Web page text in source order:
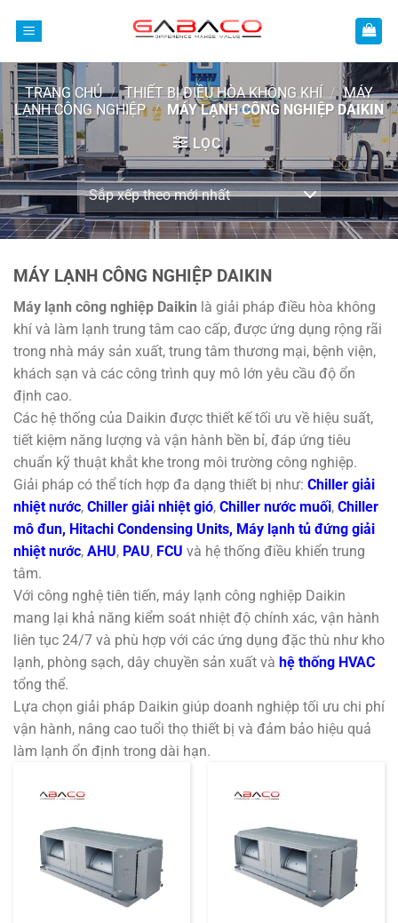
dung
TRANG CHỦ / THIẾT BỊ ĐIỀU HÒA KHÔNG KHÍ / MÁY
LẠNH CÔNG NGHIỆP / MÁY LẠNH CÔNG NGHIỆP DAIKIN
LỌC
MÁY LẠNH CÔNG NGHIỆP DAIKIN
Máy lạnh công nghiệp Daikin là giải pháp điều hòa không
khí và làm lạnh trung tâm cao cấp, được ứng dụng rộng rãi
trong nhà máy sản xuất, trung tâm thương mại, bệnh viện,
khách sạn và các công trình quy mô lớn yêu cầu độ ổn
định cao.
Các hệ thống của Daikin được thiết kế tối ưu về hiệu suất,
tiết kiệm năng lượng và vận hành bền bỉ, đáp ứng tiêu
chuẩn kỹ thuật khắt khe trong môi trường công nghiệp.
Giải pháp có thể tích hợp đa dạng thiết bị như: Chiller giải
nhiệt nước, Chiller giải nhiệt gió, Chiller nước muối, Chiller
mô đun, Hitachi Condensing Units, Máy lạnh tủ đứng giải
nhiệt nước, AHU, PAU, FCU và hệ thống điều khiển trung
tâm.
Với công nghệ tiên tiến, máy lạnh công nghiệp Daikin
mang lại khả năng kiểm soát nhiệt độ chính xác, vận hành
liên tục 24/7 và phù hợp với các ứng dụng đặc thù như kho
lạnh, phòng sạch, dây chuyền sản xuất và hệ thống HVAC
tổng thể.
Lựa chọn giải pháp Daikin giúp doanh nghiệp tối ưu chi phí
vận hành, nâng cao tuổi thọ thiết bị và đảm bảo hiệu quả
làm lạnh ổn định trong dài hạn.